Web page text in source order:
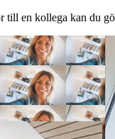
till en kollega kan du